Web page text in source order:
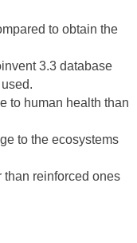
to obtain the
3.3 database
to human health than
to the ecosystems
than reinforced ones